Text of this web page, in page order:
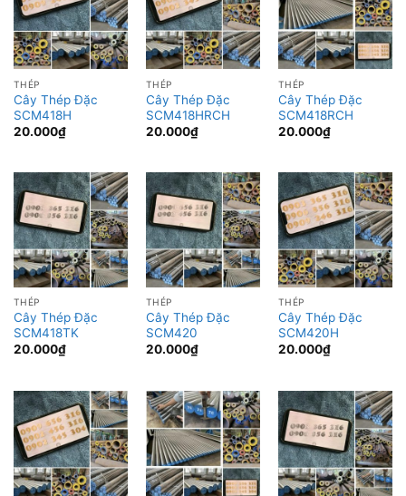
THÉP
Cây Thép Đặc
SCM418H
20.000₫
THÉP
Cây Thép Đặc
SCM418HRCH
20.000₫
THÉP
Cây Thép Đặc
SCM418RCH
20.000₫
THÉP
Cây Thép Đặc
SCM418TK
20.000₫
THÉP
Cây Thép Đặc
SCM420
20.000₫
THÉP
Cây Thép Đặc
SCM420H
20.000₫